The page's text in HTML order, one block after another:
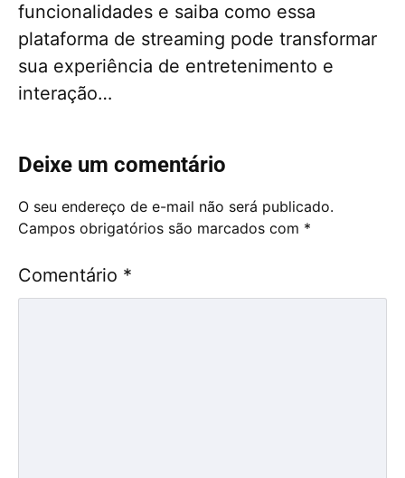
funcionalidades e saiba como essa
plataforma de streaming pode transformar
sua experiência de entretenimento e
interação…
Deixe um comentário
O seu endereço de e-mail não será publicado.
Campos obrigatórios são marcados com *
Comentário *